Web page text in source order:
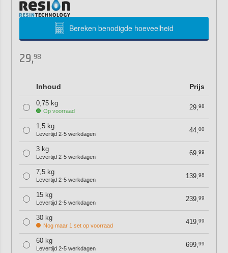
Bereken benodigde hoeveelheid
29,98
Inhoud Prijs
0,75 kg
Op voorraad 29,98
1,5 kg
Levertijd 2-5 werkdagen 44,00
3 kg
Levertijd 2-5 werkdagen 69,99
7,5 kg
Levertijd 2-5 werkdagen 139,98
15 kg
Levertijd 2-5 werkdagen 239,99
30 kg
Nog maar 1 set op voorraad 419,99
60 kg
Levertijd 2-5 werkdagen 699,99